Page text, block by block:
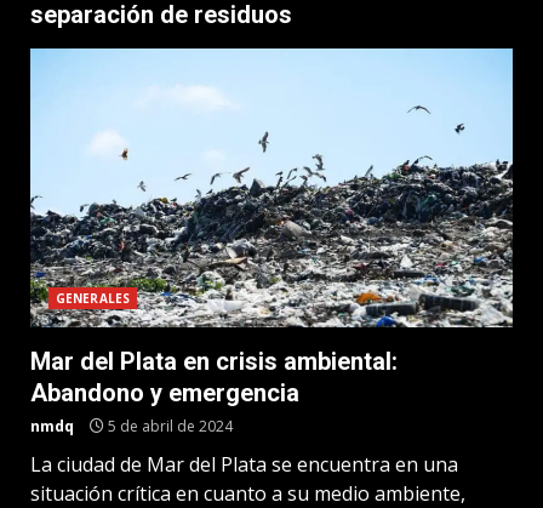
separación de residuos
GENERALES
Mar del Plata en crisis ambiental:
Abandono y emergencia
nmdq 5 de abril de 2024
La ciudad de Mar del Plata se encuentra en una
situación crítica en cuanto a su medio ambiente,